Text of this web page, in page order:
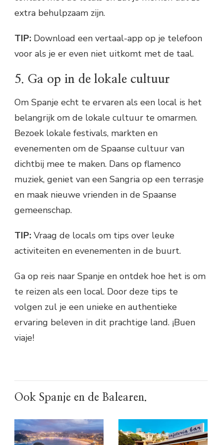
extra behulpzaam zijn.
TIP: Download een vertaal-app op je telefoon
voor als je er even niet uitkomt met de taal.
5. Ga op in de lokale cultuur
Om Spanje echt te ervaren als een local is het
belangrijk om de lokale cultuur te omarmen.
Bezoek lokale festivals, markten en
evenementen om de Spaanse cultuur van
dichtbij mee te maken. Dans op flamenco
muziek, geniet van een Sangria op een terrasje
en maak nieuwe vrienden in de Spaanse
gemeenschap.
TIP: Vraag de locals om tips over leuke
activiteiten en evenementen in de buurt.
Ga op reis naar Spanje en ontdek hoe het is om
te reizen als een local. Door deze tips te
volgen zul je een unieke en authentieke
ervaring beleven in dit prachtige land. ¡Buen
viaje!
Ook Spanje en de Balearen.